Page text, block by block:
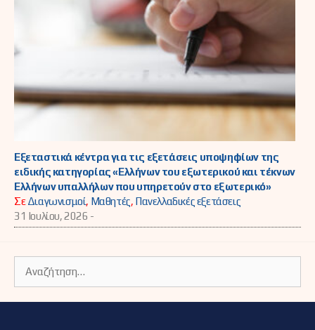
Εξεταστικά κέντρα για τις εξετάσεις υποψηφίων της
ειδικής κατηγορίας «Ελλήνων του εξωτερικού και τέκνων
Ελλήνων υπαλλήλων που υπηρετούν στο εξωτερικό»
ΣεΔιαγωνισμοί, Μαθητές, Πανελλαδικές εξετάσεις
31 Ιουλίου, 2026 -
για: